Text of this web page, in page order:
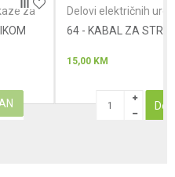
za
Delovi električnih
64 - KABAL ZA
15,00 KM